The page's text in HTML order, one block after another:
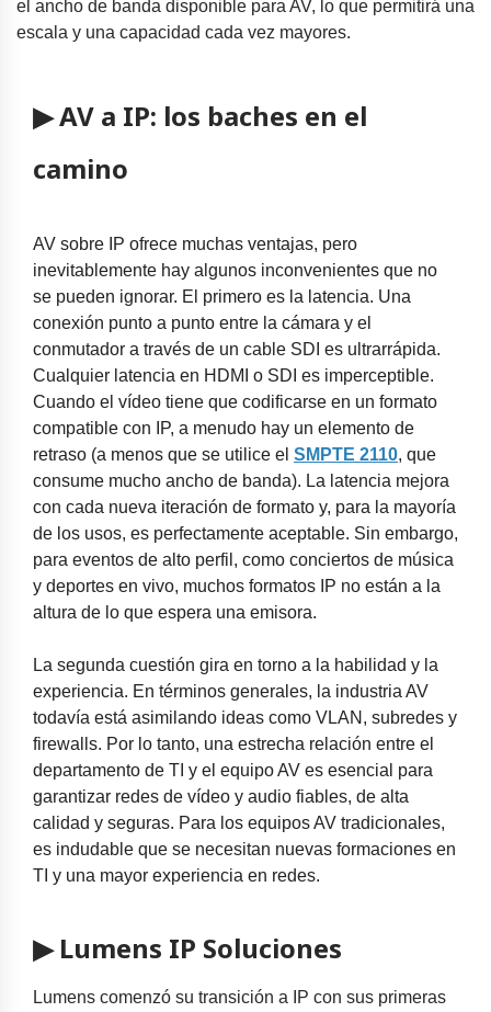
el ancho de banda disponible para AV, lo que permitirá una
escala y una capacidad cada vez mayores.
▶ AV a IP: los baches en el
camino
AV sobre IP ofrece muchas ventajas, pero
inevitablemente hay algunos inconvenientes que no
se pueden ignorar. El primero es la latencia. Una
conexión punto a punto entre la cámara y el
conmutador a través de un cable SDI es ultrarrápida.
Cualquier latencia en HDMI o SDI es imperceptible.
Cuando el vídeo tiene que codificarse en un formato
compatible con IP, a menudo hay un elemento de
retraso (a menos que se utilice el SMPTE 2110, que
consume mucho ancho de banda). La latencia mejora
con cada nueva iteración de formato y, para la mayoría
de los usos, es perfectamente aceptable. Sin embargo,
para eventos de alto perfil, como conciertos de música
y deportes en vivo, muchos formatos IP no están a la
altura de lo que espera una emisora.
La segunda cuestión gira en torno a la habilidad y la
experiencia. En términos generales, la industria AV
todavía está asimilando ideas como VLAN, subredes y
firewalls. Por lo tanto, una estrecha relación entre el
departamento de TI y el equipo AV es esencial para
garantizar redes de vídeo y audio fiables, de alta
calidad y seguras. Para los equipos AV tradicionales,
es indudable que se necesitan nuevas formaciones en
TI y una mayor experiencia en redes.
▶ Lumens IP Soluciones
Lumens comenzó su transición a IP con sus primeras